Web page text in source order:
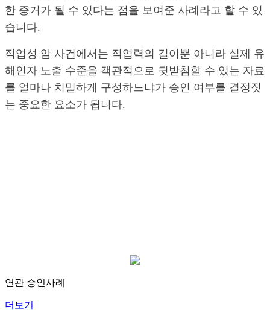
한 증거가 될 수 있다는 점을 보여준 사례라고 할 수 있
습니다.
직업성 암 사건에서는 직업력의 길이뿐 아니라 실제 유
해인자 노출 수준을 객관적으로 뒷받침할 수 있는 자료
를 얼마나 치밀하게 구성하느냐가 승인 여부를 결정짓
는 중요한 요소가 됩니다.
연관 승인사례
더보기